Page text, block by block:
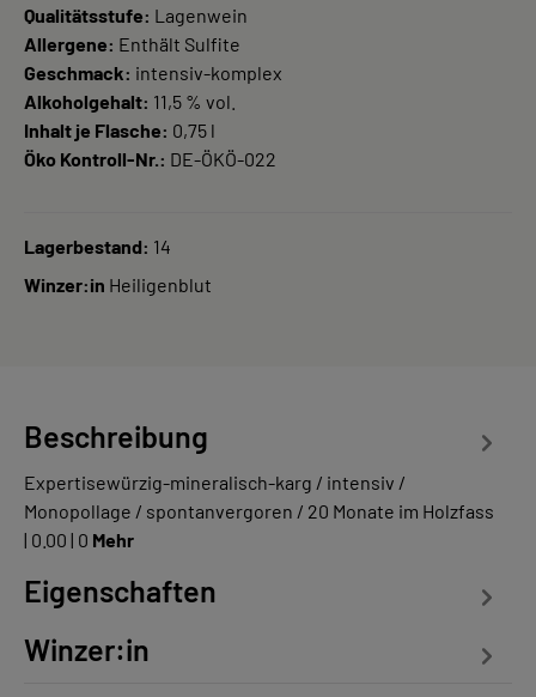
Qualitätsstufe: Lagenwein
Allergene: Enthält Sulfite
Geschmack: intensiv-komplex
Alkoholgehalt: 11,5 % vol.
Inhalt je Flasche: 0,75 l
Öko Kontroll-Nr.: DE-ÖKÖ-022
Lagerbestand: 14
Winzer:in Heiligenblut
Beschreibung
Expertisewürzig-mineralisch-karg / intensiv /
Monopollage / spontanvergoren / 20 Monate im Holzfass
| 0.00 | 0 Mehr
Eigenschaften
Winzer:in